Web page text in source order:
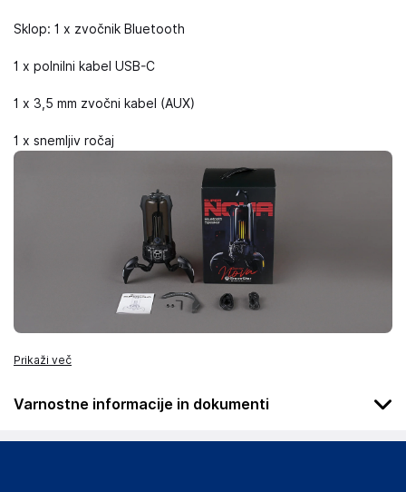
Sklop: 1 x zvočnik Bluetooth
1 x polnilni kabel USB-C
1 x 3,5 mm zvočni kabel (AUX)
1 x snemljiv ročaj
Prikaži več
Varnostne informacije in dokumenti
Podatki o proizvajalcu